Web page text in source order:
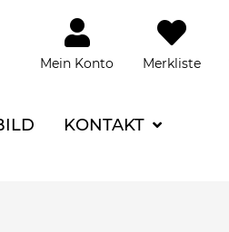
Mein Konto Merkliste
KONTAKT